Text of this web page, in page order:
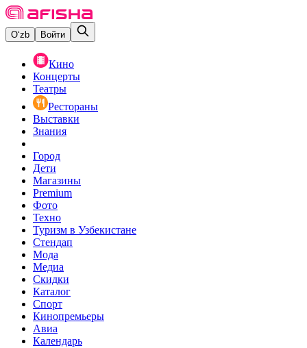
O‘zb Войти
Кино
Концерты
Театры
Рестораны
Выставки
Знания
Город
Дети
Магазины
Premium
Фото
Техно
Туризм в Узбекистане
Стендап
Мода
Медиа
Скидки
Каталог
Спорт
Кинопремьеры
Авиа
Календарь